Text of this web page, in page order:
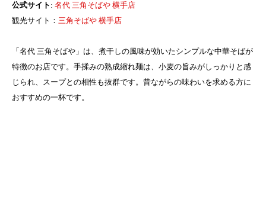
公式サイト : 名代 三角そばや 横手店
観光サイト： 三角そばや 横手店
「名代 三角そばや」は、煮干しの風味が効いたシンプルな中華そばが
特徴のお店です。手揉みの熟成縮れ麺は、小麦の旨みがしっかりと感
じられ、スープとの相性も抜群です。昔ながらの味わいを求める方に
おすすめの一杯です。